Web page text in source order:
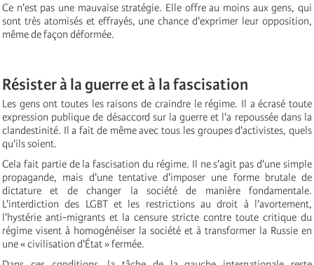
Ce n'est pas une mauvaise stratégie. Elle offre au moins aux gens, qui
sont très atomisés et effrayés, une chance d'exprimer leur opposition,
même de façon déformée.
Résister à la guerre et à la fascisation
Les gens ont toutes les raisons de craindre le régime. Il a écrasé toute
expression publique de désaccord sur la guerre et l'a repoussée dans la
clandestinité. Il a fait de même avec tous les groupes d'activistes, quels
qu'ils soient.
Cela fait partie de la fascisation du régime. Il ne s'agit pas d'une simple
propagande, mais d'une tentative d'imposer une forme brutale de
dictature et de changer la société de manière fondamentale.
L'interdiction des LGBT et les restrictions au droit à l'avortement,
l'hystérie anti-migrants et la censure stricte contre toute critique du
régime visent à homogénéiser la société et à transformer la Russie en
une « civilisation d'État » fermée.